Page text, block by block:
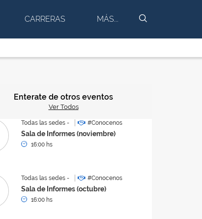
CARRERAS MÁS... BUSCAR
Enterate de otros eventos
Ver Todos
Todas las sedes - #Conocenos
Sala de Informes (noviembre)
16:00 hs
Todas las sedes - #Conocenos
Sala de Informes (octubre)
16:00 hs